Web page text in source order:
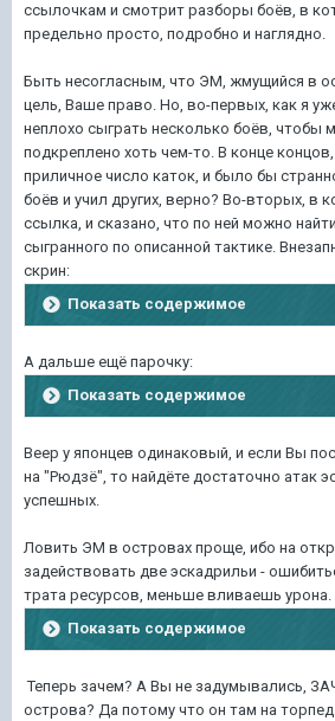
ссылочкам и смотрит разборы боёв, в
предельно просто, подробно и наглядно.
Быть несогласным, что ЭМ, жмущийся в
цель, Ваше право. Но, во-первых, как я
неплохо сыграть несколько боёв, чтобы
подкреплено хоть чем-то. В конце
приличное число каток, и было бы
боёв и учил других, верно? Во-вторых, в
ссылка, и сказано, что по ней можно
сыгранного по описанной тактике.
скрин:
Показать содержимое
А дальше ещё парочку:
Показать содержимое
Веер у японцев одинаковый, и если Вы
на "Рюдзё", то найдёте достаточно атак
успешных.
Ловить ЭМ в островах проще, ибо на
задействовать две эскадрильи -
трата ресурсов, меньше вливаешь урона.
Показать содержимое
Теперь зачем? А Вы не задумывались,
острова? Да потому что он там на